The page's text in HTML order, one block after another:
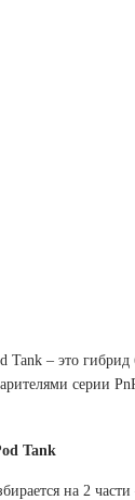
Tank – это
серии
Tank
на 2